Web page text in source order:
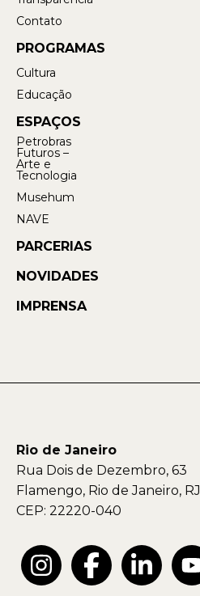
Contato
PROGRAMAS
Cultura
Educação
ESPAÇOS
Petrobras
Futuros –
Arte e
Tecnologia
Musehum
NAVE
PARCERIAS
NOVIDADES
IMPRENSA
Rio de Janeiro
Rua Dois de Dezembro, 63
Flamengo, Rio de Janeiro, RJ
CEP: 22220-040